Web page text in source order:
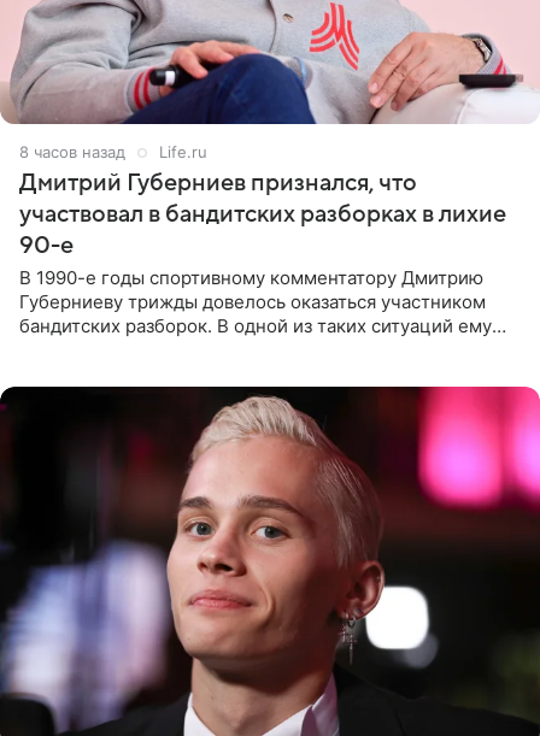
8 часов назад Life.ru
Дмитрий Губерниев признался, что
участвовал в бандитских разборках в лихие
90-е
В 1990-е годы спортивному комментатору Дмитрию
Губерниеву трижды довелось оказаться участником
бандитских разборок. В одной из таких ситуаций ему